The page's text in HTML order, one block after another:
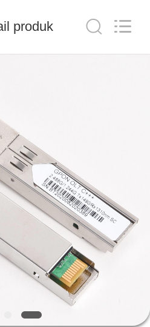
produk